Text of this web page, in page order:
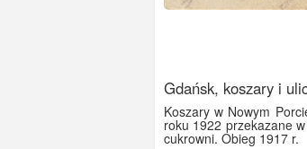
Gdańsk, koszary i
Koszary w Nowym
roku 1922 przekazane
cukrowni. Obieg 1917 r.